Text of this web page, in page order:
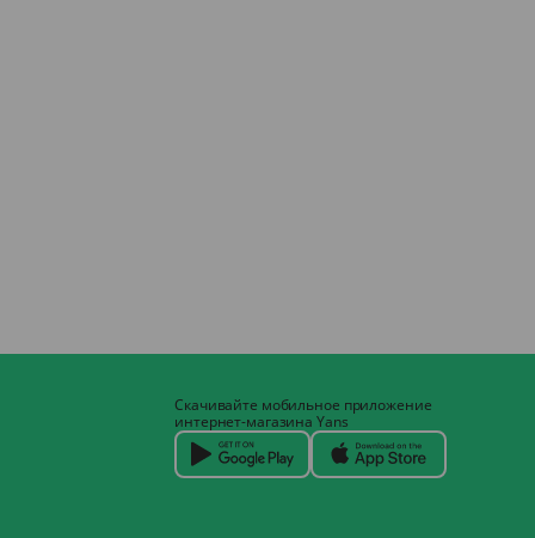
Скачивайте мобильное приложение
интернет-магазина Yans